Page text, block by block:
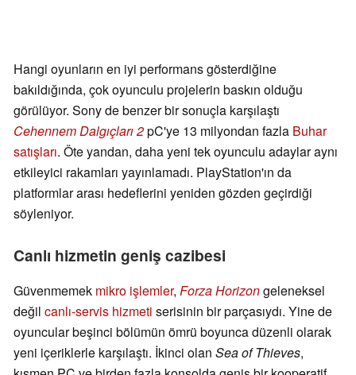
Hangi oyunların en iyi performans gösterdiğine
bakıldığında, çok oyunculu projelerin baskın olduğu
görülüyor. Sony de benzer bir sonuçla karşılaştı
Cehennem Dalgıçları 2pC'ye 13 milyondan fazla Buhar
satışları. Öte yandan, daha yeni tek oyunculu adaylar aynı
etkileyici rakamları yayınlamadı. PlayStation'ın da
platformlar arası hedeflerini yeniden gözden geçirdiği
söyleniyor.
Canlı hizmetin geniş cazibesi
Güvenmemek mikro işlemler, Forza Horizongeleneksel
değil canlı-servis hizmeti serisinin bir parçasıydı. Yine de
oyuncular beşinci bölümün ömrü boyunca düzenli olarak
yeni içeriklerle karşılaştı. İkinci olan Sea of Thieves,